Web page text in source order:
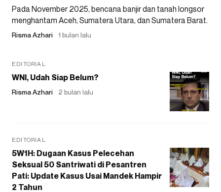
Pada November 2025, bencana banjir dan tanah longsor
menghantam Aceh, Sumatera Utara, dan Sumatera Barat.
Risma Azhari 1 bulan lalu
EDITORIAL
WNI, Udah Siap Belum?
Risma Azhari 2 bulan lalu
EDITORIAL
5W1H: Dugaan Kasus Pelecehan
Seksual 50 Santriwati di Pesantren
Pati: Update Kasus Usai Mandek Hampir
2 Tahun